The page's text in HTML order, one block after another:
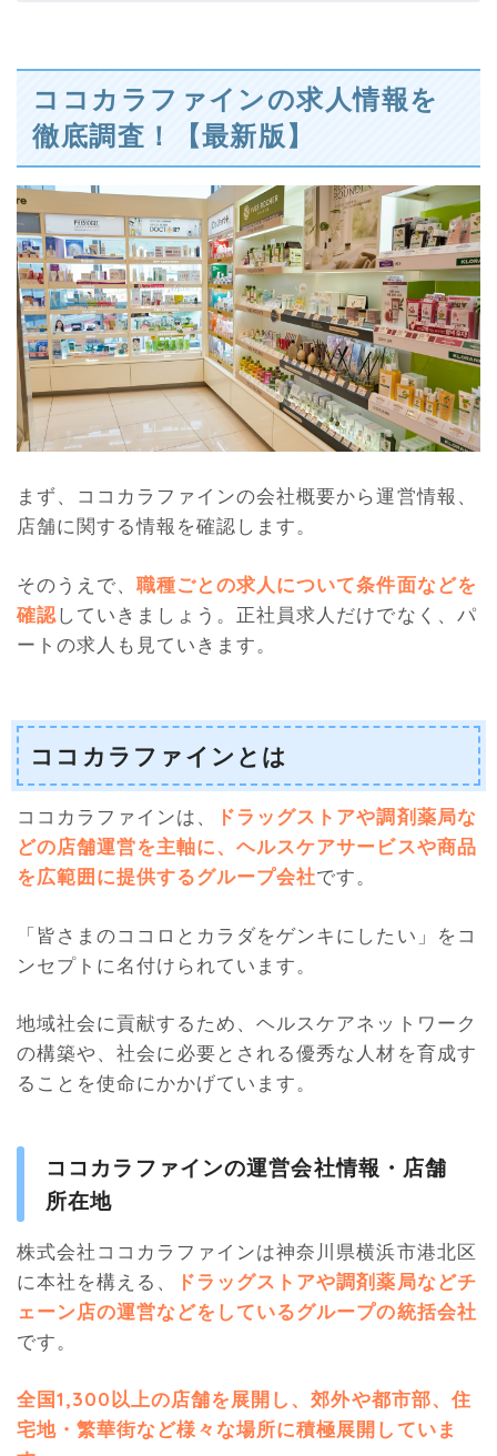
ココカラファインの求人情報を
徹底調査！【最新版】
まず、ココカラファインの会社概要から運営情報、
店舗に関する情報を確認します。
そのうえで、職種ごとの求人について条件面などを
確認していきましょう。正社員求人だけでなく、パ
ートの求人も見ていきます。
ココカラファインとは
ココカラファインは、
ドラッグストアや調剤薬局な
どの店舗運営を主軸に、ヘルスケアサービスや商品
を広範囲に提供するグループ会社です。
「皆さまのココロとカラダをゲンキにしたい」をコ
ンセプトに名付けられています。
地域社会に貢献するため、ヘルスケアネットワーク
の構築や、社会に必要とされる優秀な人材を育成す
ることを使命にかかげています。
ココカラファインの運営会社情報・店舗
所在地
株式会社ココカラファインは神奈川県横浜市港北区
に本社を構える、
ドラッグストアや調剤薬局などチ
ェーン店の運営などをしているグループの統括会社
です。
全国1,300以上の店舗を展開し、郊外や都市部、住
宅地・繁華街など様々な場所に積極展開していま